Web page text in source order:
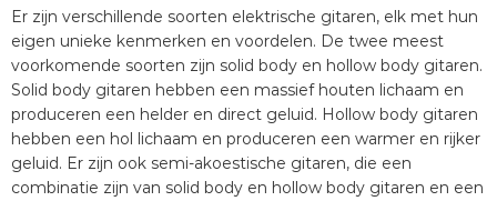
Er zijn verschillende soorten elektrische gitaren, elk met hun
eigen unieke kenmerken en voordelen. De twee meest
voorkomende soorten zijn solid body en hollow body gitaren.
Solid body gitaren hebben een massief houten lichaam en
produceren een helder en direct geluid. Hollow body gitaren
hebben een hol lichaam en produceren een warmer en rijker
geluid. Er zijn ook semi-akoestische gitaren, die een
combinatie zijn van solid body en hollow body gitaren en een